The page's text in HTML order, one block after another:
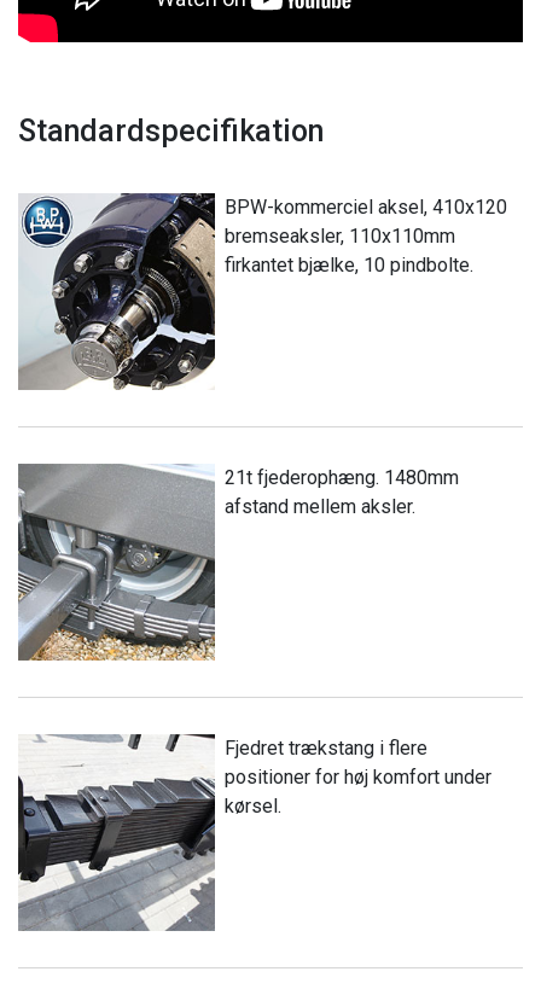
Standardspecifikation
BPW-kommerciel aksel, 410x120
bremseaksler, 110x110mm
firkantet bjælke, 10 pindbolte.
21t fjederophæng. 1480mm
afstand mellem aksler.
Fjedret trækstang i flere
positioner for høj komfort under
kørsel.